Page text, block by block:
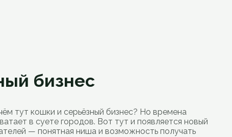
бизнес
тут кошки и серьёзный бизнес? Но времена
в суете городов. Вот тут и появляется новый
— понятная ниша и возможность получать